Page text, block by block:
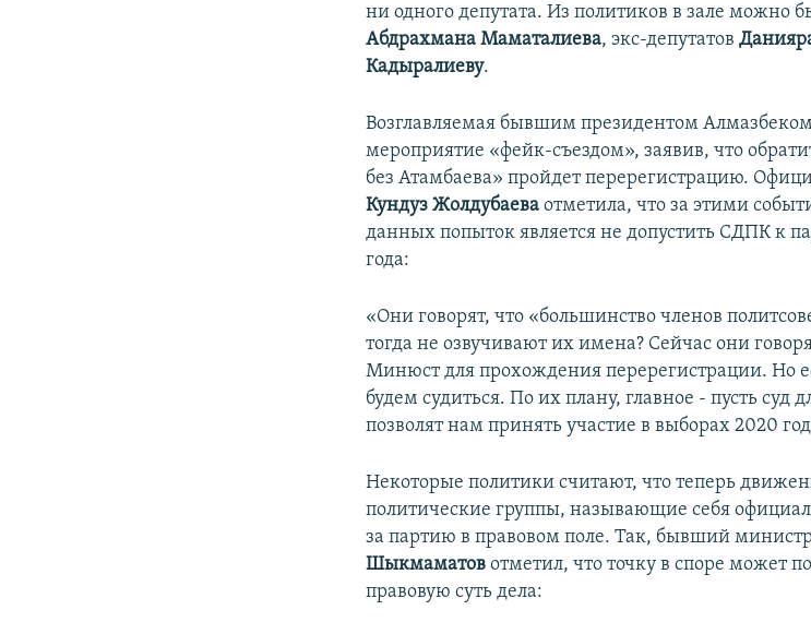
ни одного депутата. Из политиков в зале можно
Абдрахмана Маматалиева, экс-депутатов
Кадыралиеву.
Возглавляемая бывшим президентом
мероприятие «фейк-съездом», заявив, что
без Атамбаева» пройдет перерегистрацию.
Кундуз Жолдубаева отметила, что за этими
данных попыток является не допустить СДПК к
года:
«Они говорят, что «большинство членов
тогда не озвучивают их имена? Сейчас они
Минюст для прохождения перерегистрации. Но
будем судиться. По их плану, главное - пусть суд
позволят нам принять участие в выборах 2020
Некоторые политики считают, что теперь
политические группы, называющие себя
за партию в правовом поле. Так, бывший
Шыкмаматов отметил, что точку в споре может
правовую суть дела: